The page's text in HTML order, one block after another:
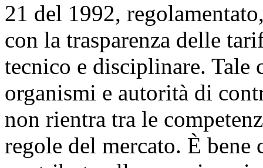
21 del 1992,
con la trasparenza delle
tecnico e disciplinare. Tale
organismi e autorità di
non rientra tra le
regole del mercato. È